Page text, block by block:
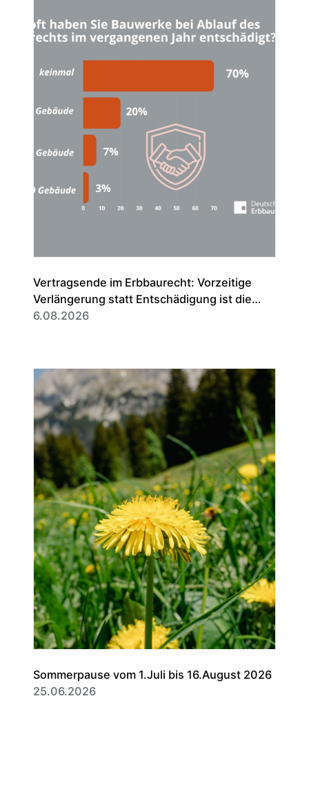
Vertragsende im Erbbaurecht: Vorzeitige
Verlängerung statt Entschädigung ist die
Regel
6.08.2026
Sommerpause vom 1.Juli bis 16.August 2026
25.06.2026